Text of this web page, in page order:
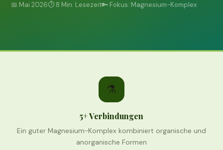
📅 Mai 2026⏱ 8 Min. Lesezeit🔑 Fokus: Magnesium-Komplex
⚗️
5+ Verbindungen
Ein guter Magnesium-Komplex kombiniert organische und
anorganische Formen